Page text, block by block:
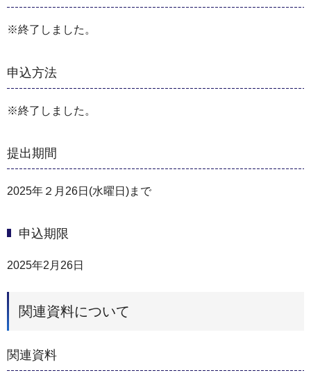
※終了しました。
申込方法
※終了しました。
提出期間
2025年２月26日(水曜日)まで
申込期限
2025年2月26日
関連資料について
関連資料